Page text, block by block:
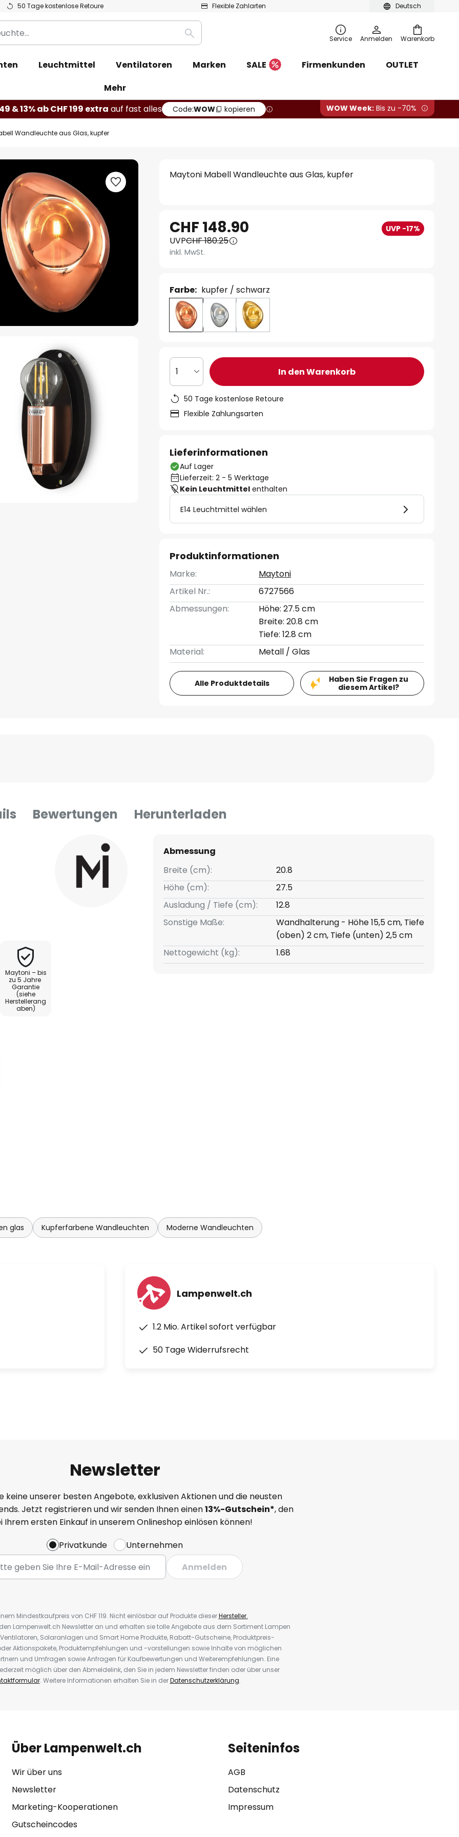
Deutsch
50 Tage kostenlose Retoure Flexible Zahlarten
Warenkorb
Suche Service Anmelden
Leuchtmittel Ventilatoren Marken SALE Firmenkunden
OUTLET
Mehr
& 13% ab CHF 199 extra auf fast alles Code:WOW kopieren WOW Week: Bis zu -70%
Wandleuchte aus Glas, kupfer
Maytoni Mabell Wandleuchte aus Glas, kupfer
CHF 148.90 UVP -17%
UVPCHF 180.25
inkl. MwSt.
Farbe: kupfer / schwarz
1 In den Warenkorb
50 Tage kostenlose Retoure
Flexible Zahlungsarten
Lieferinformationen
Auf Lager
Lieferzeit: 2 - 5 Werktage
Kein Leuchtmittel enthalten
E14 Leuchtmittel wählen
Produktinformationen
Marke:
Maytoni
Artikel Nr.:
6727566
Abmessungen:
Höhe: 27.5 cm
Breite: 20.8 cm
Tiefe: 12.8 cm
Material:
Metall / Glas
Alle Produktdetails
Haben Sie Fragen zu
diesem Artikel?
Bewertungen Herunterladen
Maytoni – bis
zu 5 Jahre
Garantie
(siehe
Herstellerang
aben)
Abmessung
Breite (cm):
20.8
Höhe (cm):
27.5
Ausladung / Tiefe (cm):
12.8
Sonstige Maße:
Wandhalterung - Höhe 15,5 cm, Tiefe
(oben) 2 cm, Tiefe (unten) 2,5 cm
Nettogewicht (kg):
1.68
glas Kupferfarbene Wandleuchten Moderne Wandleuchten
Lampenwelt.ch
1.2 Mio. Artikel sofort verfügbar
50 Tage Widerrufsrecht
Newsletter
keine unserer besten Angebote, exklusiven Aktionen und die neusten
Jetzt registrieren und wir senden Ihnen einen13%-Gutschein*, den
Ihrem ersten Einkauf in unserem Onlineshop einlösen können!
Privatkunde
Unternehmen
Anmelden
Mindestkaufpreis von CHF 119. Nicht einlösbar auf Produkte dieserHersteller.
Lampenwelt.ch Newsletter an und erhalten sie tolle Angebote aus dem Sortiment Lampen
Solaranlagen und Smart Home Produkte, Rabatt-Gutscheine, Produktpreis-
Aktionspakete, Produktempfehlungen und -vorstellungen sowie Inhalte von möglichen
und Umfragen sowie Anfragen für Kaufbewertungen und Weiterempfehlungen. Eine
möglich über den Abmeldelink, den Sie in jedem Newsletter finden oder über unser
. Weitere Informationen erhalten Sie in derDatenschutzerklärung.
Über Lampenwelt.ch
Wir über uns
Newsletter
Marketing-Kooperationen
Gutscheincodes
Seiteninfos
AGB
Datenschutz
Impressum